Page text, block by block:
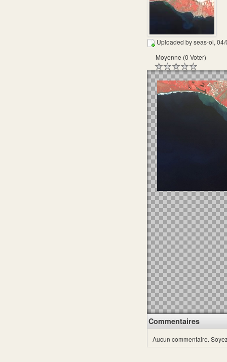
Uploaded byseas-oi,
Moyenne (0 Voter)
Commentaires
Aucun commentaire.